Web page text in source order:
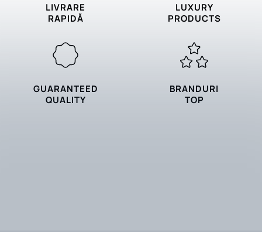
LIVRARE
RAPIDĂ
LUXURY
PRODUCTS
GUARANTEED
QUALITY
BRANDURI
TOP